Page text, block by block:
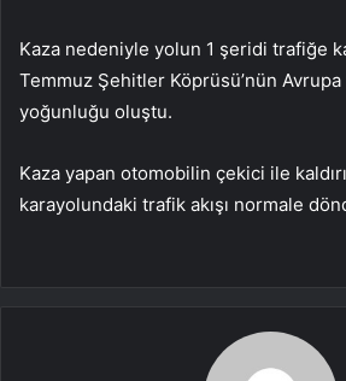
Kaza nedeniyle yolun 1 şeridi trafiğe
Temmuz Şehitler Köprüsü’nün Avrupa
yoğunluğu oluştu.
Kaza yapan otomobilin çekici ile
karayolundaki trafik akışı normale